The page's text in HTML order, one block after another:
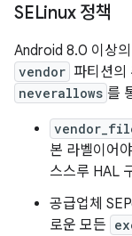
SELinux 정책
Android 8.0 이상의
vendor 파티션의
neverallows 를
본 라벨이어
스스루 HAL
공급업체
로운 모든